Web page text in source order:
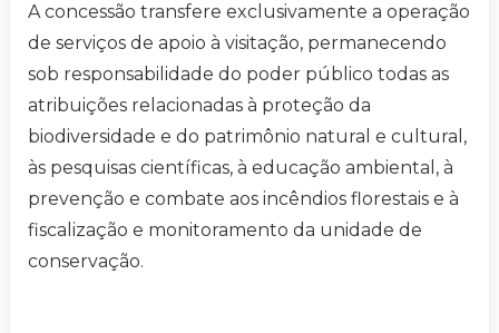
A concessão transfere exclusivamente a operação
de serviços de apoio à visitação, permanecendo
sob responsabilidade do poder público todas as
atribuições relacionadas à proteção da
biodiversidade e do patrimônio natural e cultural,
às pesquisas científicas, à educação ambiental, à
prevenção e combate aos incêndios florestais e à
fiscalização e monitoramento da unidade de
conservação.